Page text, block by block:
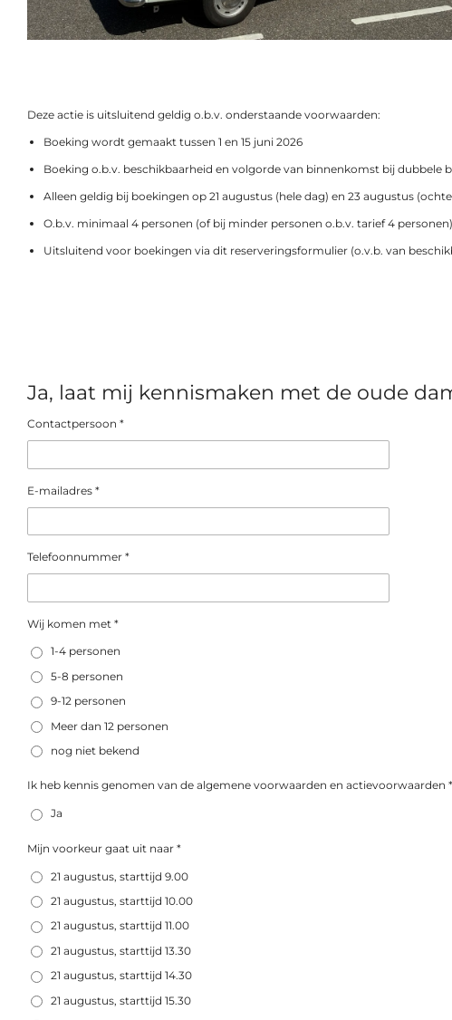
Deze actie is uitsluitend geldig o.b.v. onderstaande voorwaarden:
Boeking wordt gemaakt tussen 1 en 15 juni 2026
Boeking o.b.v. beschikbaarheid en volgorde van binnenkomst bij dubbele
Alleen geldig bij boekingen op 21 augustus (hele dag) en 23 augustus
O.b.v. minimaal 4 personen (of bij minder personen o.b.v. tarief 4 personen)
Uitsluitend voor boekingen via dit reserveringsformulier (o.v.b. van
Ja, laat mij kennismaken met de oude
Contactpersoon *
E-mailadres *
Telefoonnummer *
Wij komen met *
1-4 personen
5-8 personen
9-12 personen
Meer dan 12 personen
nog niet bekend
Ik heb kennis genomen van de algemene voorwaarden en actievoorwaarden *
Ja
Mijn voorkeur gaat uit naar *
21 augustus, starttijd 9.00
21 augustus, starttijd 10.00
21 augustus, starttijd 11.00
21 augustus, starttijd 13.30
21 augustus, starttijd 14.30
21 augustus, starttijd 15.30